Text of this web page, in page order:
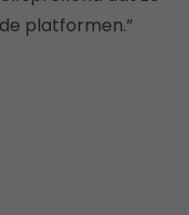
platformen.”